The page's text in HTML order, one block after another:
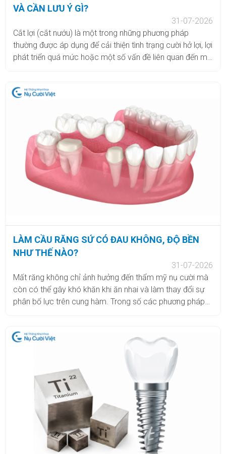
VÀ CẦN LƯU Ý GÌ?
31-07-2026
Cắt lợi (cắt nướu) là một trong những phương pháp
thường được áp dụng để cải thiện tình trạng cười hở lợi, lợi
phát triển quá mức hoặc một số vấn đề liên quan đến mô
điều trị nha khoa khác để đạt hiệu quả phù hợp. Tuy nhiên,
nhiều khách hàng vẫn còn lo lắng cắt lợi có đau không,
thực hiện trong bao lâu, bao lâu thì lành và cần chăm sóc
như thế nào sau tiểu phẫu. Cùng tìm hiểu chi tiết trong bài
viết dưới đây.
LÀM CẦU RĂNG SỨ CÓ ĐAU KHÔNG, ĐỘ BỀN
NHƯ THẾ NÀO?
31-07-2026
Mất răng không chỉ ảnh hưởng đến thẩm mỹ nụ cười mà
còn có thể gây khó khăn khi ăn nhai và làm thay đổi sự
phân bố lực trên cung hàm. Trong số các phương pháp
thời gian thực hiện tương đối nhanh và chi phí thường thấp
hàng vẫn băn khoăn cầu răng sứ có đau không, thực hiện
có gây ê buốt hay không và cầu răng sứ có thể sử dụng
trong bao lâu. Theo dõi bài viết dưới đây để có được lời
giải đáp chính xác nhé.